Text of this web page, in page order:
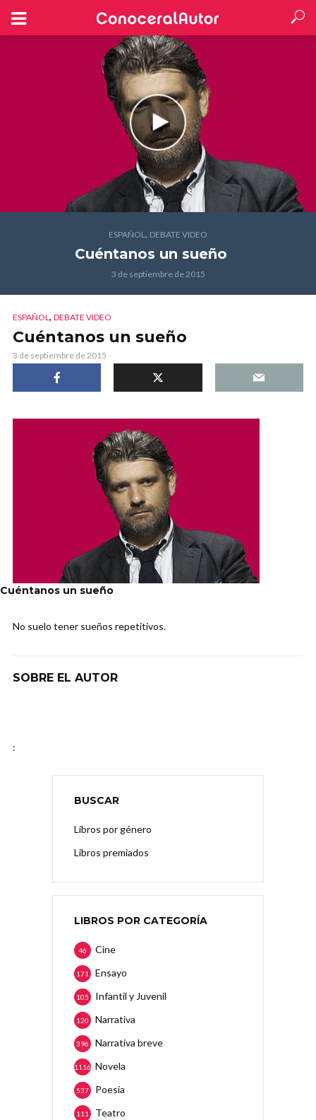
ESPAÑOL, DEBATE VIDEO
Cuéntanos un sueño
3 de septiembre de 2015
ESPAÑOL, DEBATE VIDEO
Cuéntanos un sueño
3 de septiembre de 2015
Cuéntanos un sueño
No suelo tener sueños repetitivos.
SOBRE EL AUTOR
:
BUSCAR
Libros por género
Libros premiados
LIBROS POR CATEGORÍA
Cine
46
Ensayo
171
Infantil y Juvenil
105
Narrativa
120
Narrativa breve
396
Novela
1116
Poesía
537
Teatro
111